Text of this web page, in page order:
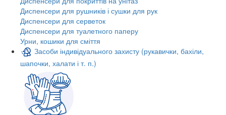
Диспенсери для рушників і сушки для рук
Диспенсери для серветок
Диспенсери для туалетного паперу
Урни, кошики для сміття
Засоби індивідуального захисту (рукавички, бахіли,
шапочки, халати і т. п.)